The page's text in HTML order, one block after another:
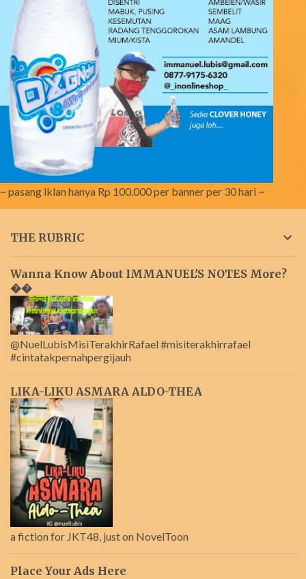
~ pasang iklan hanya Rp 100.000 per banner per 30 hari ~
THE RUBRIC
Wanna Know About IMMANUEL'S NOTES More?
��
@NuelLubisMisiTerakhirRafael #misiterakhirrafael
#cintatakpernahpergijauh
LIKA-LIKU ASMARA ALDO-THEA
a fiction for JKT48, just on NovelToon
Place Your Ads Here